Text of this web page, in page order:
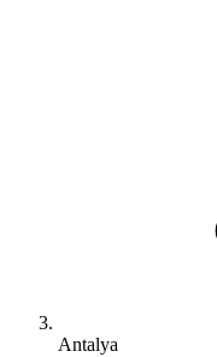
Antalya